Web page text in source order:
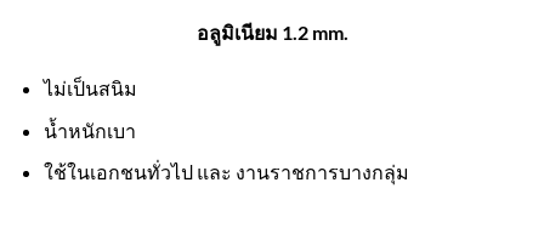
อลูมิเนียม 1.2 mm.
ไม่เป็นสนิม
น้ำหนักเบา
ใช้ในเอกชนทั่วไป และ งานราชการบางกลุ่ม